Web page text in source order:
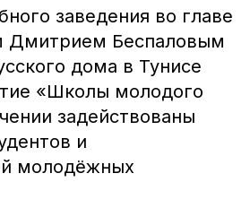
заведения во главе
Дмитрием Беспаловым
дома в Тунисе
«Школы молодого
задействованы
и
молодёжных